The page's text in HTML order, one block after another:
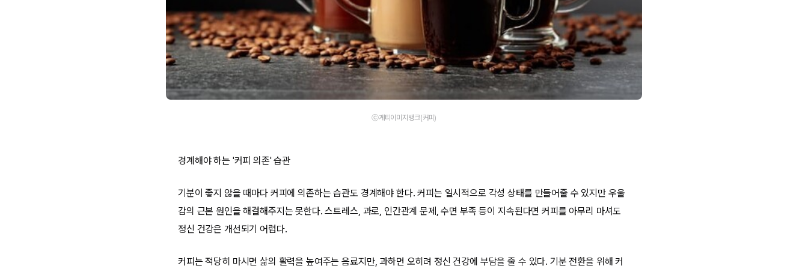
ⓒ게티이미지뱅크(커피)
경계해야 하는 '커피 의존' 습관
기분이 좋지 않을 때마다 커피에 의존하는 습관도 경계해야 한다. 커피는 일시적으로 각성 상태를 만들어줄 수 있지만 우울
감의 근본 원인을 해결해주지는 못한다. 스트레스, 과로, 인간관계 문제, 수면 부족 등이 지속된다면 커피를 아무리 마셔도
정신 건강은 개선되기 어렵다.
커피는 적당히 마시면 삶의 활력을 높여주는 음료지만, 과하면 오히려 정신 건강에 부담을 줄 수 있다. 기분 전환을 위해 커